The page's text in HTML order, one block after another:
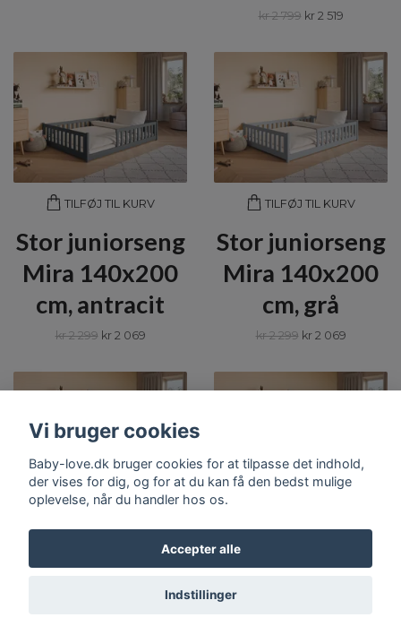
kr 2 799 kr 2 519
TILFØJ TIL KURV
Stor juniorseng
Mira 140x200
cm, antracit
kr 2 299 kr 2 069
TILFØJ TIL KURV
Stor juniorseng
Mira 140x200
cm, grå
kr 2 299 kr 2 069
Stor juniorsäng
Mira 140x200
Stor juniorseng
Mira 140x200
Vi bruger cookies
Baby-love.dk bruger cookies for at tilpasse det indhold,
der vises for dig, og for at du kan få den bedst mulige
oplevelse, når du handler hos os.
Accepter alle
Indstillinger